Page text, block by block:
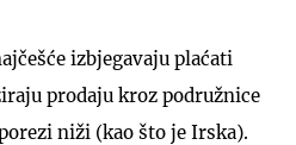
izbjegavaju plaćati
prodaju kroz podružnice
niži (kao što je Irska).